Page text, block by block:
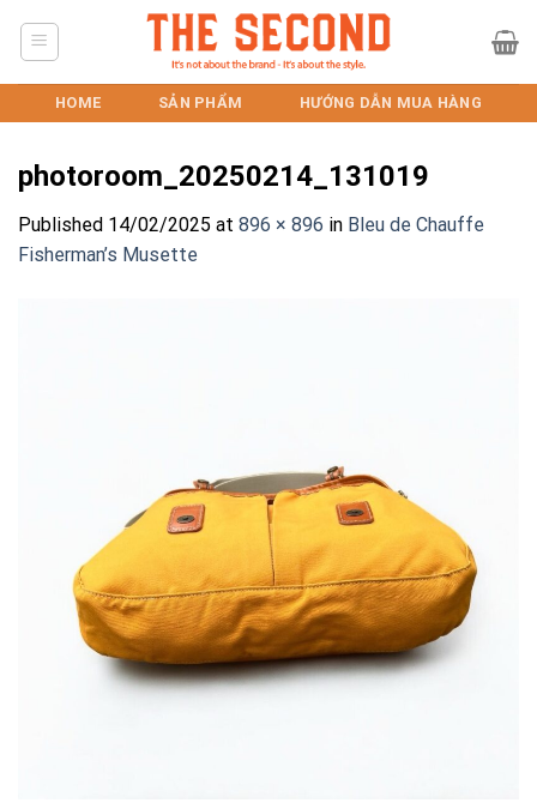
HOME SẢN PHẨM HƯỚNG DẪN MUA HÀNG
photoroom_20250214_131019
Published 14/02/2025 at 896 × 896 in Bleu de Chauffe
Fisherman’s Musette